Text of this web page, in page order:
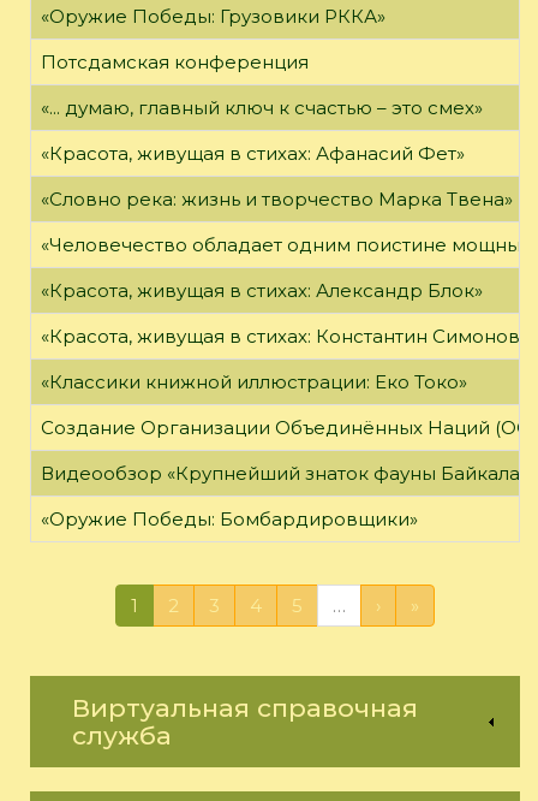
«Оружие Победы: Грузовики РККА»
Потсдамская конференция
«... думаю, главный ключ к счастью – это смех»
«Красота, живущая в стихах: Афанасий Фет»
«Словно река: жизнь и творчество Марка Твена»
«Человечество обладает одним поистине
«Красота, живущая в стихах: Александр Блок»
«Красота, живущая в стихах: Константин Симонов»
«Классики книжной иллюстрации: Еко Токо»
Создание Организации Объединённых Наций
Видеообзор «Крупнейший знаток фауны Байкала»
«Оружие Победы: Бомбардировщики»
1 2 3 4 5 … › »
Виртуальная справочная
служба